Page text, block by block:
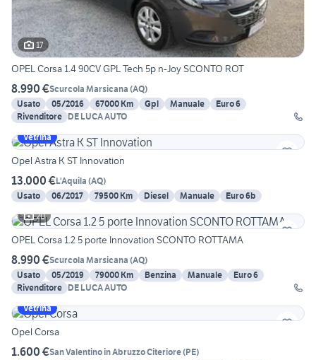
17
OPEL Corsa 1.4 90CV GPL Tech 5p n-Joy SCONTO ROT
8.990 €Scurcola Marsicana (AQ)
Usato
05/2016 67000 Km Gpl Manuale
Euro 6
Rivenditore DE LUCA AUTO
Vetrina
Opel Astra K ST Innovation
13.000 €L'Aquila (AQ)
Usato
06/2017 79500 Km Diesel Manuale
Euro 6b
20
OPEL Corsa 1.2 5 porte Innovation SCONTO ROTTAMA
8.990 €Scurcola Marsicana (AQ)
Usato
05/2019 79000 Km Benzina Manuale
Euro 6
Rivenditore DE LUCA AUTO
Vetrina
Opel Corsa
1.600 €San Valentino in Abruzzo Citeriore(PE)